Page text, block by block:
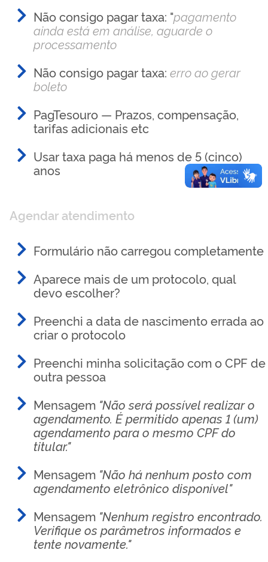
Não consigo pagar taxa: "pagamento
ainda está em análise, aguarde o
processamento
Não consigo pagar taxa: erro ao gerar
boleto
PagTesouro — Prazos, compensação,
tarifas adicionais etc
Usar taxa paga há menos de 5 (cinco)
anos
Agendar atendimento
Formulário não carregou completamente
Aparece mais de um protocolo, qual
devo escolher?
Preenchi a data de nascimento errada ao
criar o protocolo
Preenchi minha solicitação com o CPF de
outra pessoa
Mensagem "Não será possível realizar o
agendamento. É permitido apenas 1 (um)
agendamento para o mesmo CPF do
titular."
Mensagem "Não há nenhum posto com
agendamento eletrônico disponível"
Mensagem "Nenhum registro encontrado.
Verifique os parâmetros informados e
tente novamente."